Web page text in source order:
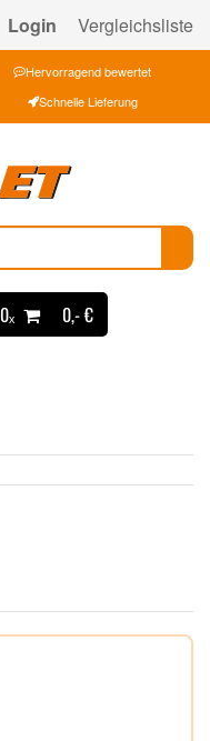
Login Vergleichsliste
Hervorragend bewertet
Schnelle Lieferung
0ₓ 0,- €